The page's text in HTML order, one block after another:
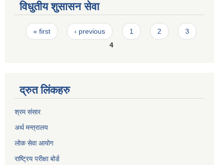
विधुतीय शुसासन सेवा
Pages
« first ‹ previous 1 2
3
4
द्रुत लिंकहरु
श्रम संसार
अर्थ मन्त्रालय
लोक सेवा आयोग
राष्ट्रिय परीक्षा बोर्ड